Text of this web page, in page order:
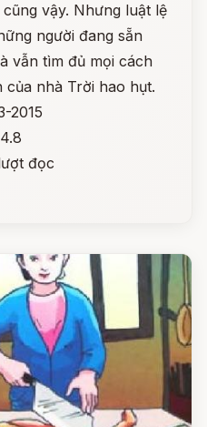
vậy. Nhưng luật lệ
người đang sẵn
vẫn tìm đủ mọi cách
nhà Trời hao hụt.
2015
đọc